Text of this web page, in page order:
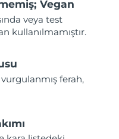
Vegan
veya test
kullanılmamıştır.
ferah,
teslim tarihi
teslim tarihi8/17/26
teslim tarihi